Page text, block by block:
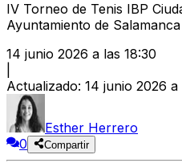
IV Torneo de Tenis IBP
Ayuntamiento de Salamanca
14 junio 2026 a las 18:30
Actualizado: 14 junio 2026 a
Esther Herrero
0
Compartir